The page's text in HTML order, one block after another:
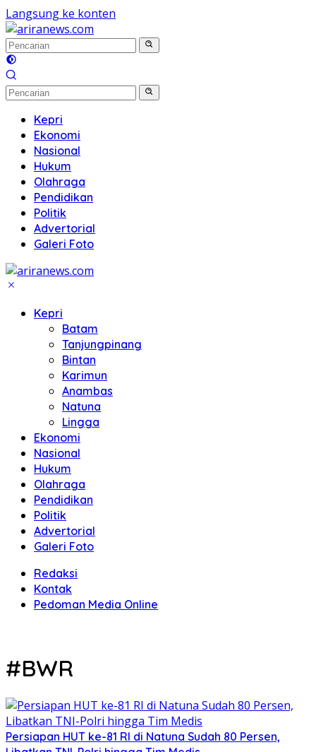
Langsung ke konten
Kepri
Ekonomi
Nasional
Hukum
Olahraga
Pendidikan
Politik
Advertorial
Galeri Foto
Kepri
Batam
Tanjungpinang
Bintan
Karimun
Anambas
Natuna
Lingga
Ekonomi
Nasional
Hukum
Olahraga
Pendidikan
Politik
Advertorial
Galeri Foto
Redaksi
Kontak
Pedoman Media Online
#BWR
Persiapan HUT ke-81 RI di Natuna Sudah 80 Persen,